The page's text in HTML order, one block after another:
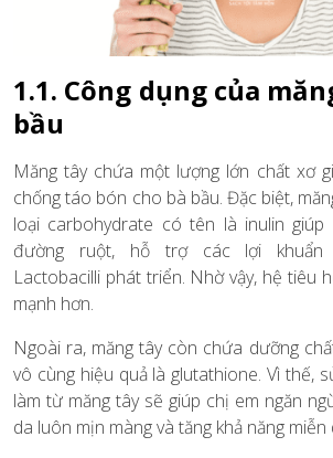
1.1. Công dụng của
bầu
Măng tây chứa một lượng lớn chất xơ
chống táo bón cho bà bầu. Đặc biệt,
loại carbohydrate có tên là inulin
đường ruột, hỗ trợ các lợi khuẩn
Lactobacilli phát triển. Nhờ vậy, hệ tiêu
mạnh hơn.
Ngoài ra, măng tây còn chứa dưỡng
vô cùng hiệu quả là glutathione. Vì thế,
làm từ măng tây sẽ giúp chị em ngăn
da luôn mịn màng và tăng khả năng miễn